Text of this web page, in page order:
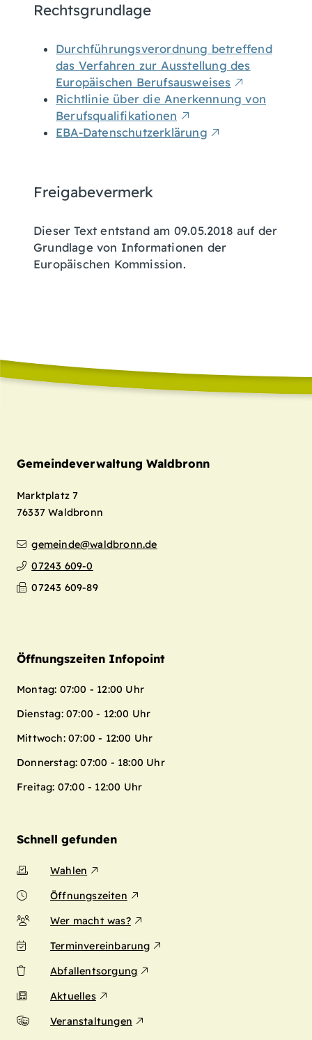
Rechtsgrundlage
Durchführungsverordnung betreffend
das Verfahren zur Ausstellung des
Europäischen Berufsausweises
Richtlinie über die Anerkennung von
Berufsqualifikationen
EBA-Datenschutzerklärung
Freigabevermerk
Dieser Text entstand am 09.05.2018 auf der
Grundlage von Informationen der
Europäischen Kommission.
Gemeindeverwaltung Waldbronn
Marktplatz 7
76337 Waldbronn
gemeinde@waldbronn.de
07243 609-0
07243 609-89
Öffnungszeiten Infopoint
Montag: 07:00 - 12:00 Uhr
Dienstag: 07:00 - 12:00 Uhr
Mittwoch: 07:00 - 12:00 Uhr
Donnerstag: 07:00 - 18:00 Uhr
Freitag: 07:00 - 12:00 Uhr
Schnell gefunden
Wahlen
Öffnungszeiten
Wer macht was?
Terminvereinbarung
Abfallentsorgung
Aktuelles
Veranstaltungen